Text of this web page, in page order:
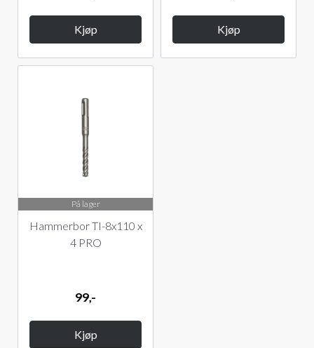
Kjøp Kjøp
På lager
Hammerbor TI-8x110 x
4 PRO
99,-
Kjøp